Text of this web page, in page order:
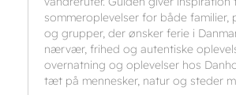
sommeroplevelser for både familier,
og grupper, der ønsker ferie i
nærvær, frihed og autentiske
overnatning og oplevelser hos
tæt på mennesker, natur og steder